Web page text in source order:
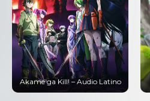
Kami-tachi ni Hirowareta
Otoko